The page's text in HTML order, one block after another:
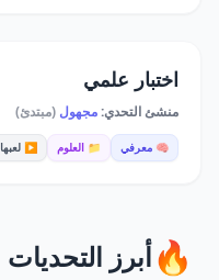
اختبار علمي
منشئ التحدي:مجهول (مبتدئ)
🧠 معرفي 📁 العلوم ▶️ لعبها 2
🔥أبرز التحديات